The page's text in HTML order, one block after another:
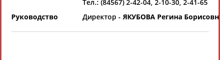
Региональные спортивные организации
СВОДНЫЕ ИНДЕКСЫ
Тел.: (84567) 2-42-04, 2-10-30, 2-41-65
Руководство
Директор - ЯКУБОВА Регина